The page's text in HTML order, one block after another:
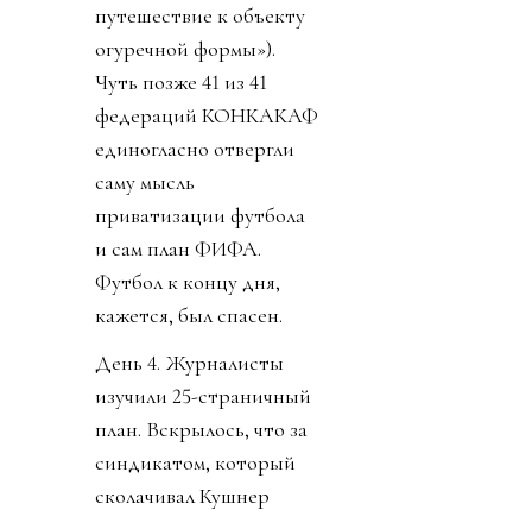
путешествие к объекту
огуречной формы»).
Чуть позже 41 из 41
федераций КОНКАКАФ
единогласно отвергли
саму мысль
приватизации футбола
и сам план ФИФА.
Футбол к концу дня,
кажется, был спасен.
День 4. Журналисты
изучили 25-страничный
план. Вскрылось, что за
синдикатом, который
сколачивал Кушнер